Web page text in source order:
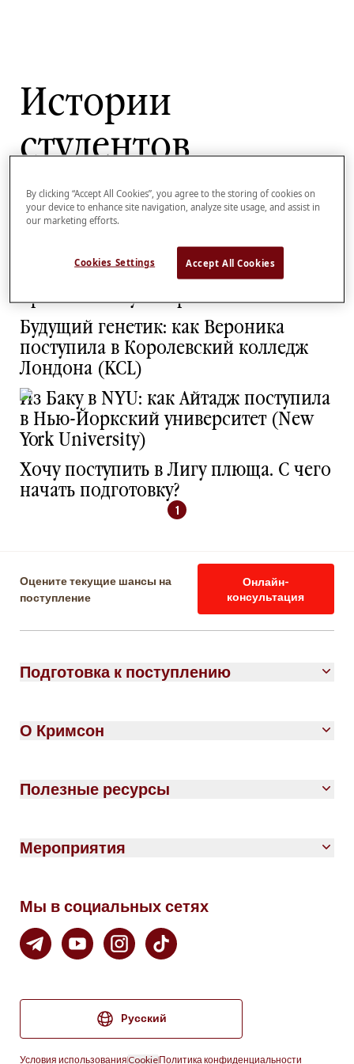
Истории
студентов
Как моя жизнь изменилась за 3 года
в лучшей бизнес школе мира
Из Москвы в LSE: Как Никита
поступил в один из самых
престижных университетов Англии
Будущий генетик: как Вероника
поступила в Королевский колледж
Лондона (KCL)
Из Баку в NYU: как Айтадж поступила
в Нью-Йоркский университет (New
York University)
Хочу поступить в Лигу плюща. С чего
начать подготовку?
1
Оцените текущие шансы на
поступление
Онлайн-
консультация
Подготовка к поступлению
О Кримсон
Полезные ресурсы
Мероприятия
Мы в социальных сетях
Pусский
Условия использованияCookieПолитика конфиденциальности
By clicking “Accept All Cookies”, you agree to the storing of cookies on
your device to enhance site navigation, analyze site usage, and assist in
our marketing efforts.
Cookies Settings Accept All Cookies